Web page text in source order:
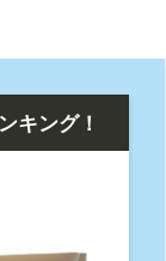
キング！